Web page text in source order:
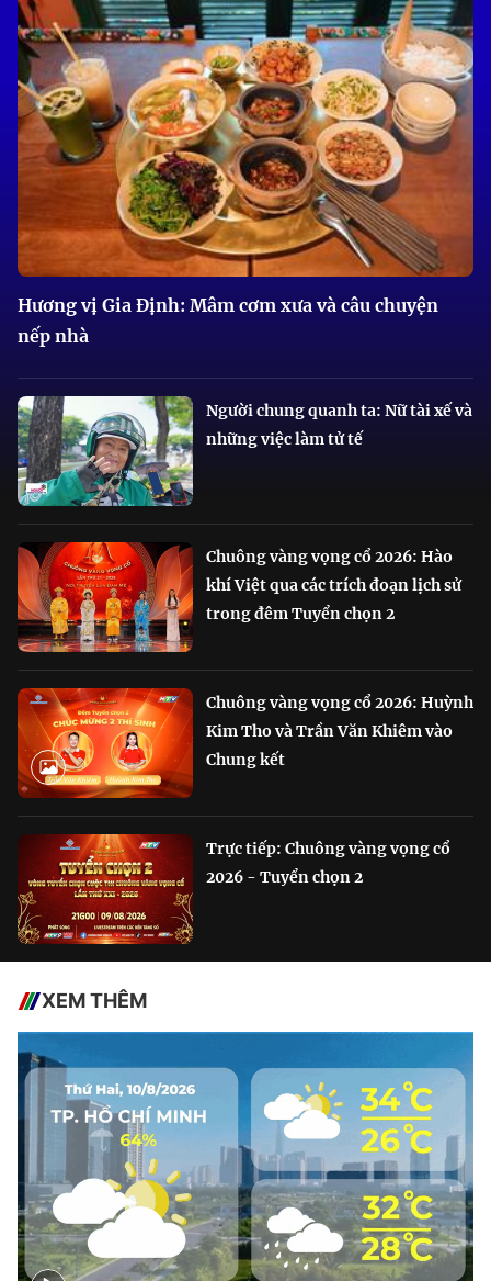
Hương vị Gia Định: Mâm cơm xưa và câu chuyện
nếp nhà
Người chung quanh ta: Nữ tài xế và
những việc làm tử tế
Chuông vàng vọng cổ 2026: Hào
khí Việt qua các trích đoạn lịch sử
trong đêm Tuyển chọn 2
Chuông vàng vọng cổ 2026: Huỳnh
Kim Tho và Trần Văn Khiêm vào
Chung kết
Trực tiếp: Chuông vàng vọng cổ
2026 - Tuyển chọn 2
XEM THÊM